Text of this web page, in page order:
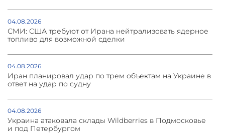
04.08.2026
СМИ: США требуют от Ирана нейтрализовать ядерное
топливо для возможной сделки
04.08.2026
Иран планировал удар по трем объектам на Украине в
ответ на удар по судну
04.08.2026
Украина атаковала склады Wildberries в Подмосковье
и под Петербургом